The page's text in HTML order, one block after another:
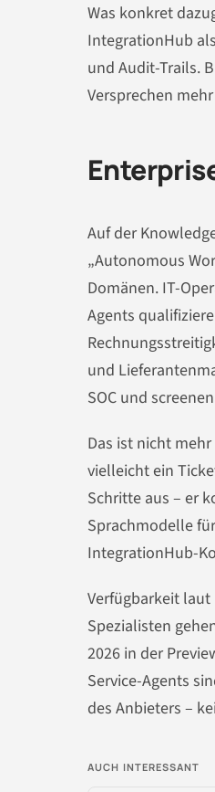
Was konkret
IntegrationHub
und Audit-Trails.
Versprechen
Auf der
„Autonomous
Domänen. IT-
Agents
und
SOC und
Das ist nicht
vielleicht ein
Schritte aus – er
Sprachmodelle
IntegrationHub-
Verfügbarkeit laut
Spezialisten
2026 in der
Service-Agents
des Anbieters –
AUCH INTERESSANT